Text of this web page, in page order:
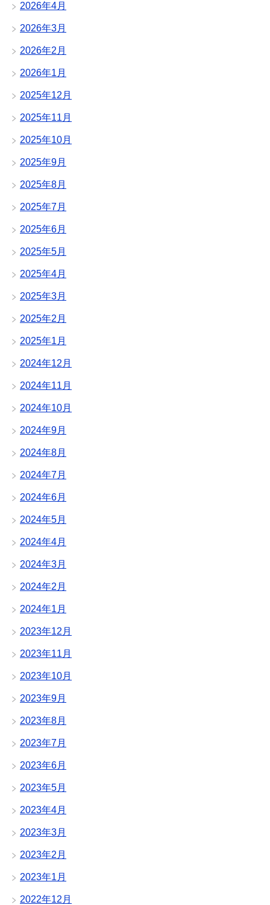
2026年4月
2026年3月
2026年2月
2026年1月
2025年12月
2025年11月
2025年10月
2025年9月
2025年8月
2025年7月
2025年6月
2025年5月
2025年4月
2025年3月
2025年2月
2025年1月
2024年12月
2024年11月
2024年10月
2024年9月
2024年8月
2024年7月
2024年6月
2024年5月
2024年4月
2024年3月
2024年2月
2024年1月
2023年12月
2023年11月
2023年10月
2023年9月
2023年8月
2023年7月
2023年6月
2023年5月
2023年4月
2023年3月
2023年2月
2023年1月
2022年12月